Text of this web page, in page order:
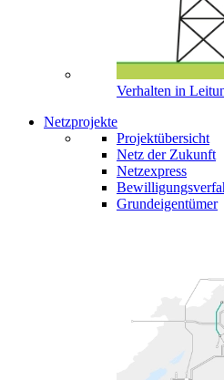
Verhalten in
Netzprojekte
Projektübersicht
Netz der Zukunft
Netzexpress
Grundeigentümer